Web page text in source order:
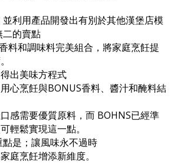
利用產品開發出有別於其他漢堡店模
二的賣點
料和調味料完美組合，將家庭烹飪提
出美味方程式
心烹飪與BONUS香料、醬汁和醃料結
感需要優質原料，而 BOHNS已經準
輕鬆實現這一點。
是；讓風味永不過時
庭烹飪增添新維度。